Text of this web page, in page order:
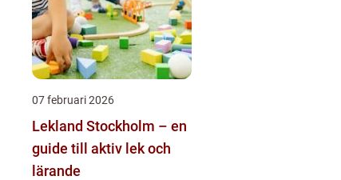
07 februari 2026
Lekland Stockholm – en
guide till aktiv lek och
lärande